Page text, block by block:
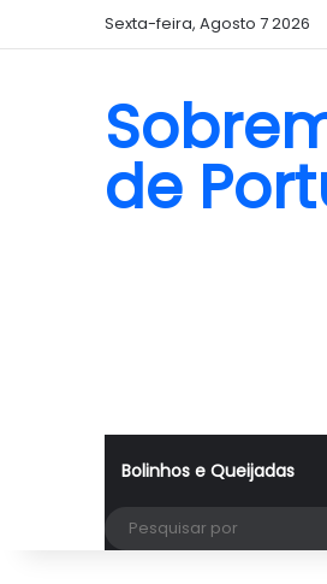
Sexta-feira, Agosto 7 2026
de
Bolinhos e Queijadas